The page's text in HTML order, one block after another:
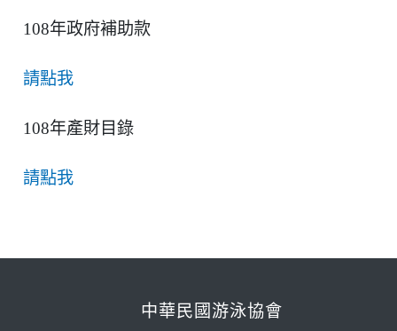
108年政府補助款
請點我
108年產財目錄
請點我
中華民國游泳協會